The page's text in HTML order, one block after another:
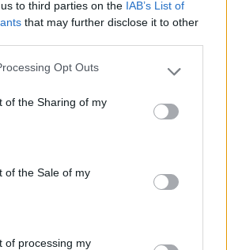
to third parties on the IAB’s List of
that may further disclose it to other
app uses one or more Google
or usage behaviour. You may click to
specified purposes in below Google
Opt Outs
of the Sharing of my
of the Sale of my
of processing my
diex camionarodel
migliorato componenti ad blue tipo
che per quanto visto specialmente su